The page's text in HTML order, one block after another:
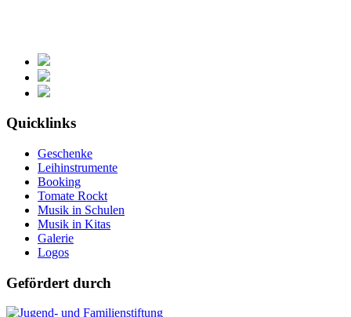
Quicklinks
Geschenke
Leihinstrumente
Booking
Tomate Rockt
Musik in Schulen
Musik in Kitas
Galerie
Logos
Gefördert durch